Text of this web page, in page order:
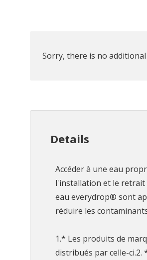
Sorry, there is no
Details
Accéder à une eau
l'installation et le retrait
eau everydrop® sont
réduire les
1.* Les produits de
distribués par celle-ci.2.